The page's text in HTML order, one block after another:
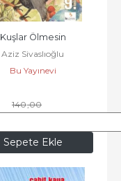
Sepete Ekle
Kuşlar Ölmesin
Aziz Sivaslıoğlu
Bu Yayınevi
140,00
119,00